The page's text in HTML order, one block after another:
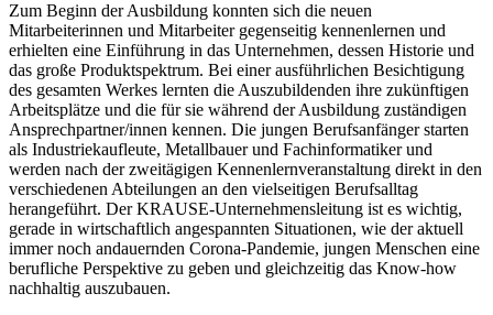
Zum Beginn der Ausbildung konnten sich die neuen
Mitarbeiterinnen und Mitarbeiter gegenseitig kennenlernen und
erhielten eine Einführung in das Unternehmen, dessen Historie und
das große Produktspektrum. Bei einer ausführlichen Besichtigung
des gesamten Werkes lernten die Auszubildenden ihre zukünftigen
Arbeitsplätze und die für sie während der Ausbildung zuständigen
Ansprechpartner/innen kennen. Die jungen Berufsanfänger starten
als Industriekaufleute, Metallbauer und Fachinformatiker und
werden nach der zweitägigen Kennenlernveranstaltung direkt in den
verschiedenen Abteilungen an den vielseitigen Berufsalltag
herangeführt. Der KRAUSE-Unternehmensleitung ist es wichtig,
gerade in wirtschaftlich angespannten Situationen, wie der aktuell
immer noch andauernden Corona-Pandemie, jungen Menschen eine
berufliche Perspektive zu geben und gleichzeitig das Know-how
nachhaltig auszubauen.